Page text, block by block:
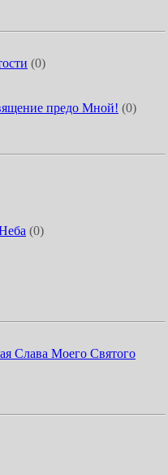
(0)
предо Мной! (0)
(0)
Слава Моего Святого